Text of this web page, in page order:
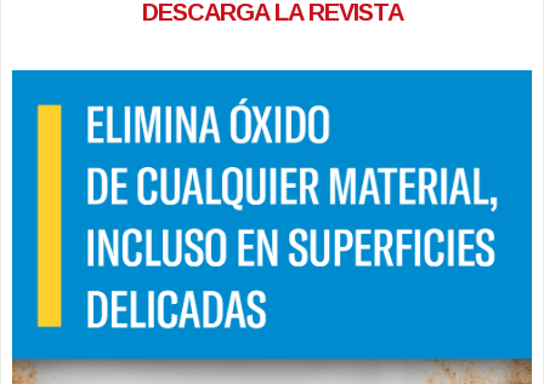
DESCARGA LA REVISTA